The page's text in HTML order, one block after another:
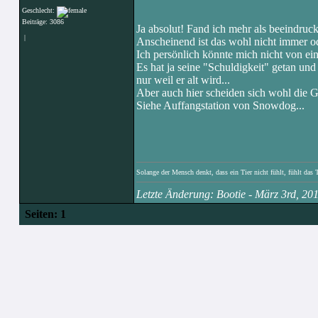
Geschlecht:
Beiträge: 3086
|
Ja absolut! Fand ich mehr als
Anscheinend ist das wohl nicht immer
Ich persönlich könnte mich nicht von
Es hat ja seine "Schuldigkeit" getan
nur weil er alt wird...
Aber auch hier scheiden sich wohl die
Siehe Auffangstation von Snowdog...
Solange der Mensch denkt, dass ein Tier nicht fühlt, fühlt das
Letzte Änderung: Bootie - März 3rd,
Seiten: 1